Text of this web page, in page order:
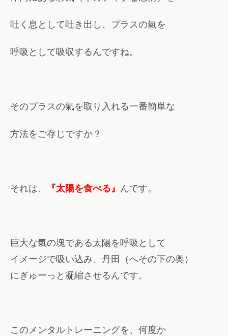
吐く息として吐き出し、プラスの氣を
呼吸として吸収するんですね。
そのプラスの氣を取り入れる一番簡単な
方法をご存じですか？
それは、 『太陽を食べる』 んです。
巨大な氣の塊である太陽を呼吸として
イメージで吸い込み、丹田（へその下の奥）
にぎゅーっと凝縮させるんです。
このメンタルトレーニングを、何度か